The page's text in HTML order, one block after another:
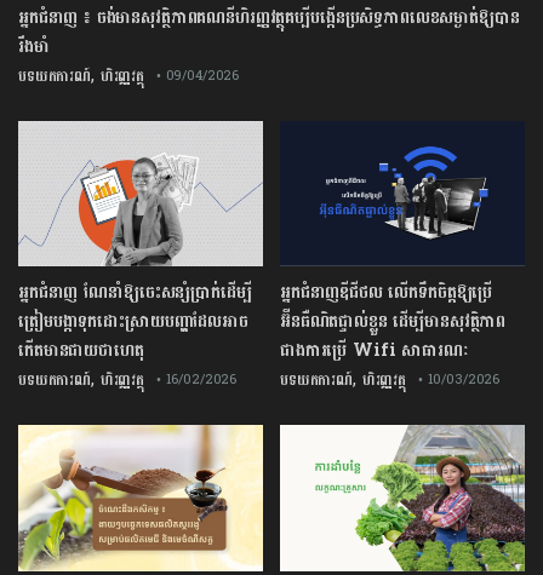
អ្នកជំនាញ ៖ ចង់មានសុវត្ថិភាពគណនីហិរញ្ញវត្ថុគប្បីបង្កើនប្រសិទ្ធភាពលេខសម្ងាត់ឱ្យបាន
រឹងមាំ
បទយកការណ៍, ហិរញ្ញវត្ថុ • 09/04/2026
អ្នកជំនាញឌីជីថល លើកទឹកចិត្តឱ្យប្រើ
អ៊ីនធឺណិតផ្ទាល់ខ្លួន ដើម្បីមានសុវត្ថិភាព
ជាងការប្រើ Wifi​ សាធារណៈ
បទយកការណ៍, ហិរញ្ញវត្ថុ • 10/03/2026
អ្នកជំនាញ ណែនាំឱ្យចេះសន្សំប្រាក់ដើម្បី
ត្រៀមបង្កាទុកដោះស្រាយបញ្ហាដែលអាច
កើតមានជាយថាហេតុ
បទយកការណ៍, ហិរញ្ញវត្ថុ • 16/02/2026